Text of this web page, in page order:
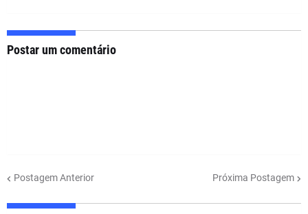
Postar um comentário
Postagem Anterior Próxima Postagem